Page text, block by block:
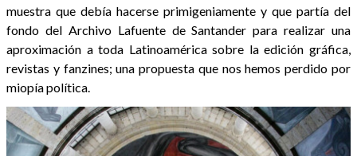
muestra que debía hacerse primigeniamente y que partía del
fondo del Archivo Lafuente de Santander para realizar una
aproximación a toda Latinoamérica sobre la edición gráfica,
revistas y fanzines; una propuesta que nos hemos perdido por
miopía política.